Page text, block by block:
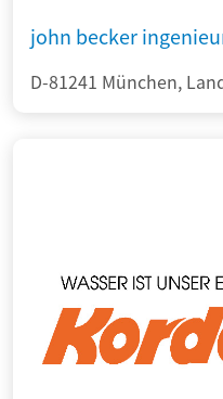
john becker
D-81241 München,